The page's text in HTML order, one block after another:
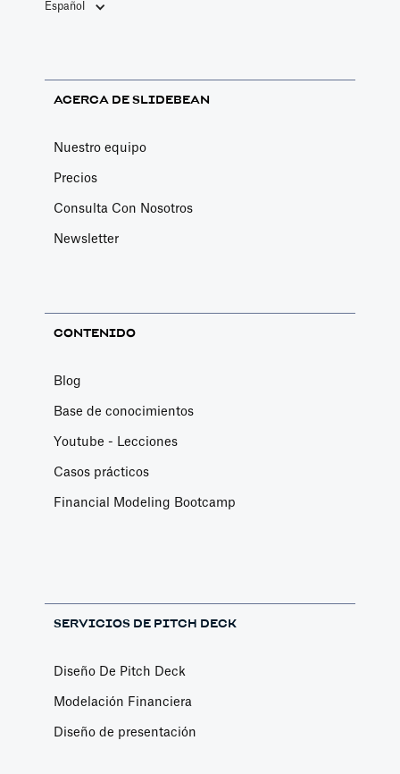
Español
ACERCA DE SLIDEBEAN
Nuestro equipo
Precios
Consulta Con Nosotros
Newsletter
CONTENIDO
Blog
Base de conocimientos
Youtube - Lecciones
Casos prácticos
Financial Modeling Bootcamp
SERVICIOS DE PITCH DECK
Diseño De Pitch Deck
Modelación Financiera
Diseño de presentación